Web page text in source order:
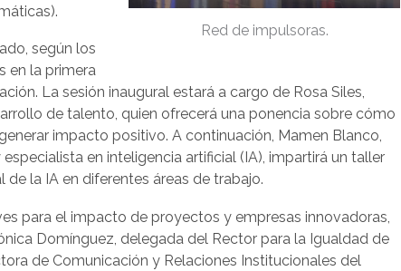
Red de impulsoras.
según los
en la primera
La sesión inaugural estará a cargo de Rosa Siles,
de talento, quien ofrecerá una ponencia sobre cómo
impacto positivo. A continuación, Mamen Blanco,
en inteligencia artificial (IA), impartirá un taller
la IA en diferentes áreas de trabajo.
para el impacto de proyectos y empresas innovadoras,
Domínguez, delegada del Rector para la Igualdad de
de Comunicación y Relaciones Institucionales del